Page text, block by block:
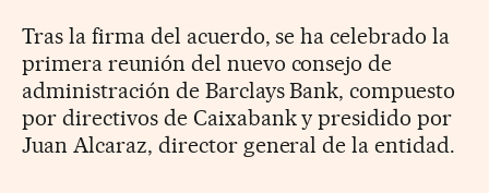
Tras la firma del acuerdo, se ha celebrado la
primera reunión del nuevo consejo de
administración de Barclays Bank, compuesto
por directivos de Caixabank y presidido por
Juan Alcaraz, director general de la entidad.